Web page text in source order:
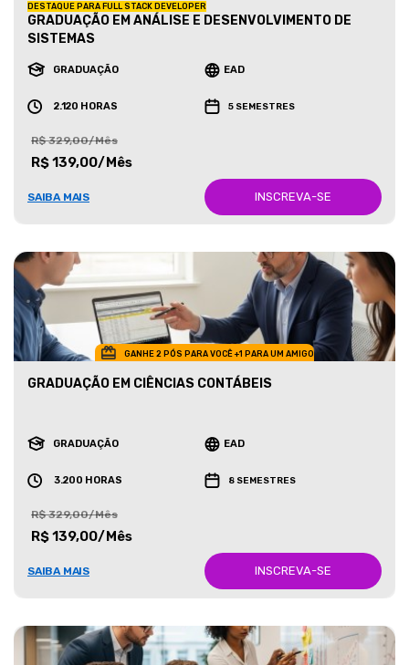
DESTAQUE PARA FULL STACK DEVELOPER
GRADUAÇÃO EM ANÁLISE E DESENVOLVIMENTO DE
SISTEMAS
GRADUAÇÃO EAD
2.120 HORAS 5 SEMESTRES
R$ 329,00/Mês
R$ 139,00/Mês
SAIBA MAIS INSCREVA-SE
GANHE 2 PÓS PARA VOCÊ +1 PARA UM AMIGO
GRADUAÇÃO EM CIÊNCIAS CONTÁBEIS
GRADUAÇÃO EAD
3.200 HORAS 8 SEMESTRES
R$ 329,00/Mês
R$ 139,00/Mês
SAIBA MAIS INSCREVA-SE